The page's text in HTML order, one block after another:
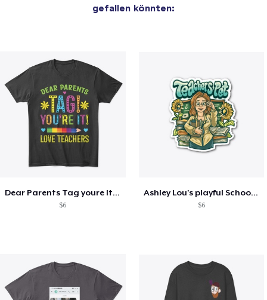
gefallen könnten:
Dear Parents Tag youre It Love Teachers
$6
Ashley Lou's playful School🏠 Collection
$6